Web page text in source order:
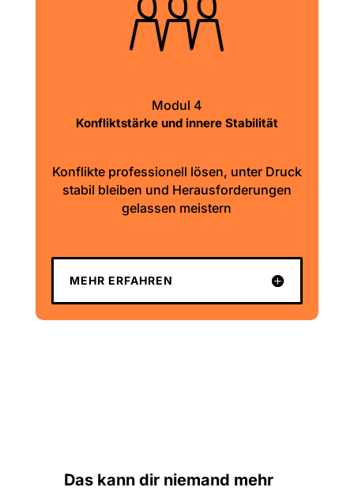
Modul 4
Konfliktstärke und innere Stabilität
Konflikte professionell lösen, unter Druck
stabil bleiben und Herausforderungen
gelassen meistern
MEHR ERFAHREN
Das kann dir niemand mehr